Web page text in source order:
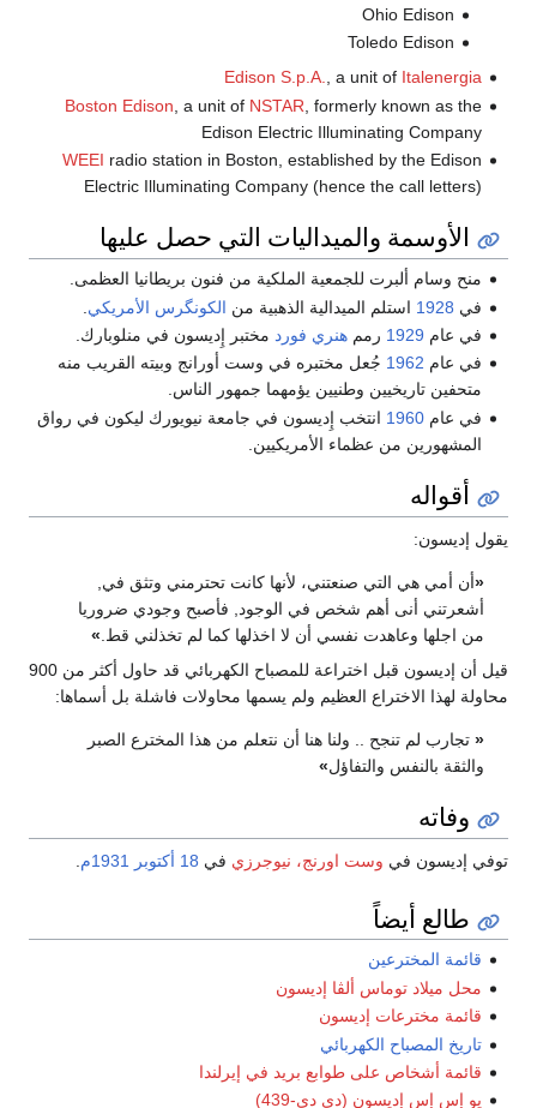
Ohio Edison
Toledo Edison
Edison S.p.A.
, a unit of Italenergia
Boston Edison , a unit of NSTAR , formerly known as the
Edison Electric Illuminating Company
WEEI radio station in Boston, established by the Edison
Electric Illuminating Company (hence the call letters)
الأوسمة والميداليات التي حصل عليها
منح وسام ألبرت للجمعية الملكية من فنون بريطانيا العظمى.
في 1928 استلم الميدالية الذهبية من الكونگرس الأمريكي
في عام 1929 رممهنري فورد مختبر إِديسون في منلوبارك.
في عام 1962 جُعل مختبره في وست أورانج وبيته القريب منه
متحفين تاريخيين وطنيين يؤمهما جمهور الناس.
في عام1960 انتخب إِديسون في جامعة نيويورك ليكون في رواق
المشهورين من عظماء الأمريكيين.
أقواله
يقول إديسون:
«أن أمي هي التي صنعتني، لأنها كانت تحترمني وتثق في,
أشعرتني أنى أهم شخص في الوجود, فأصبح وجودي ضروريا
من اجلها وعاهدت نفسي أن لا اخذلها كما لم تخذلني قط. »
قيل أن إديسون قبل اختراعة للمصباح الكهربائي قد حاول أكثر من 900
محاولة لهذا الاختراع العظيم ولم يسمها محاولات فاشلة بل أسماها:
« تجارب لم تنجح .. ولنا هنا أن نتعلم من هذا المخترع الصبر
والثقة بالنفس والتفاؤل»
وفاته
توفي إديسون في وست اورنج، نيوجرزي في 18 أكتوبر 1931م
طالع أيضاً
قائمة المخترعين
محل ميلاد توماس ألڤا إديسون
قائمة مخترعات إديسون
تاريخ المصباح الكهربائي
قائمة أشخاص على طوابع بريد في إيرلندا
يو إس إس إديسون (دي دي-439)